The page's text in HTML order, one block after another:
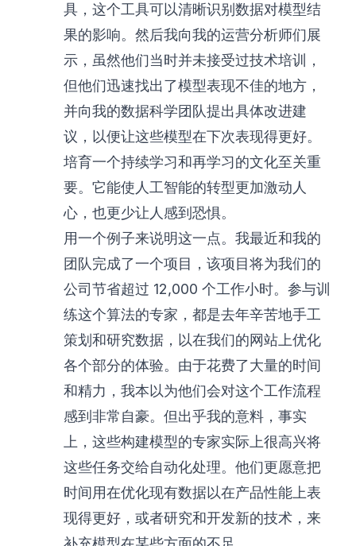
具，这个工具可以清晰识别数据对模型结
果的影响。然后我向我的运营分析师们展
示，虽然他们当时并未接受过技术培训，
但他们迅速找出了模型表现不佳的地方，
并向我的数据科学团队提出具体改进建
议，以便让这些模型在下次表现得更好。
培育一个持续学习和再学习的文化至关重
要。它能使人工智能的转型更加激动人
心，也更少让人感到恐惧。
用一个例子来说明这一点。我最近和我的
团队完成了一个项目，该项目将为我们的
公司节省超过 12,000 个工作小时。参与训
练这个算法的专家，都是去年辛苦地手工
策划和研究数据，以在我们的网站上优化
各个部分的体验。由于花费了大量的时间
和精力，我本以为他们会对这个工作流程
感到非常自豪。但出乎我的意料，事实
上，这些构建模型的专家实际上很高兴将
这些任务交给自动化处理。他们更愿意把
时间用在优化现有数据以在产品性能上表
现得更好，或者研究和开发新的技术，来